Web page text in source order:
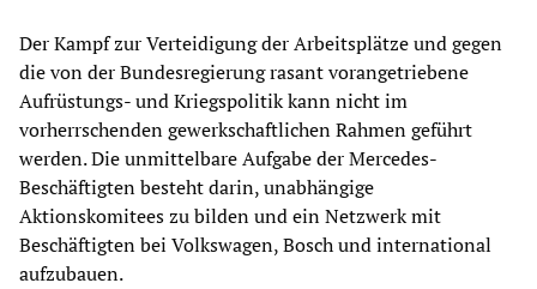
Der Kampf zur Verteidigung der Arbeitsplätze und gegen
die von der Bundesregierung rasant vorangetriebene
Aufrüstungs- und Kriegspolitik kann nicht im
vorherrschenden gewerkschaftlichen Rahmen geführt
werden. Die unmittelbare Aufgabe der Mercedes-
Beschäftigten besteht darin, unabhängige
Aktionskomitees zu bilden und ein Netzwerk mit
Beschäftigten bei Volkswagen, Bosch und international
aufzubauen.